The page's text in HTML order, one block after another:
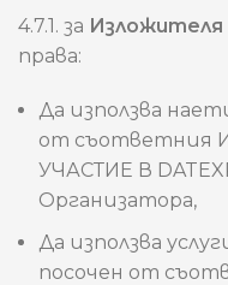
4.7.1. за Изложителя
права:
Да използва
от съответния
УЧАСТИЕ В
Организатора,
Да използва
посочен от